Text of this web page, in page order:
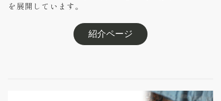
を展開しています。
紹介ページ